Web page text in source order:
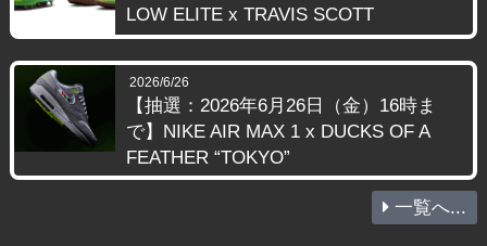
LOW ELITE x TRAVIS SCOTT
2026/6/26
【抽選：2026年6月26日（金）16時ま
で】NIKE AIR MAX 1 x DUCKS OF A
FEATHER “TOKYO”
一覧へ...